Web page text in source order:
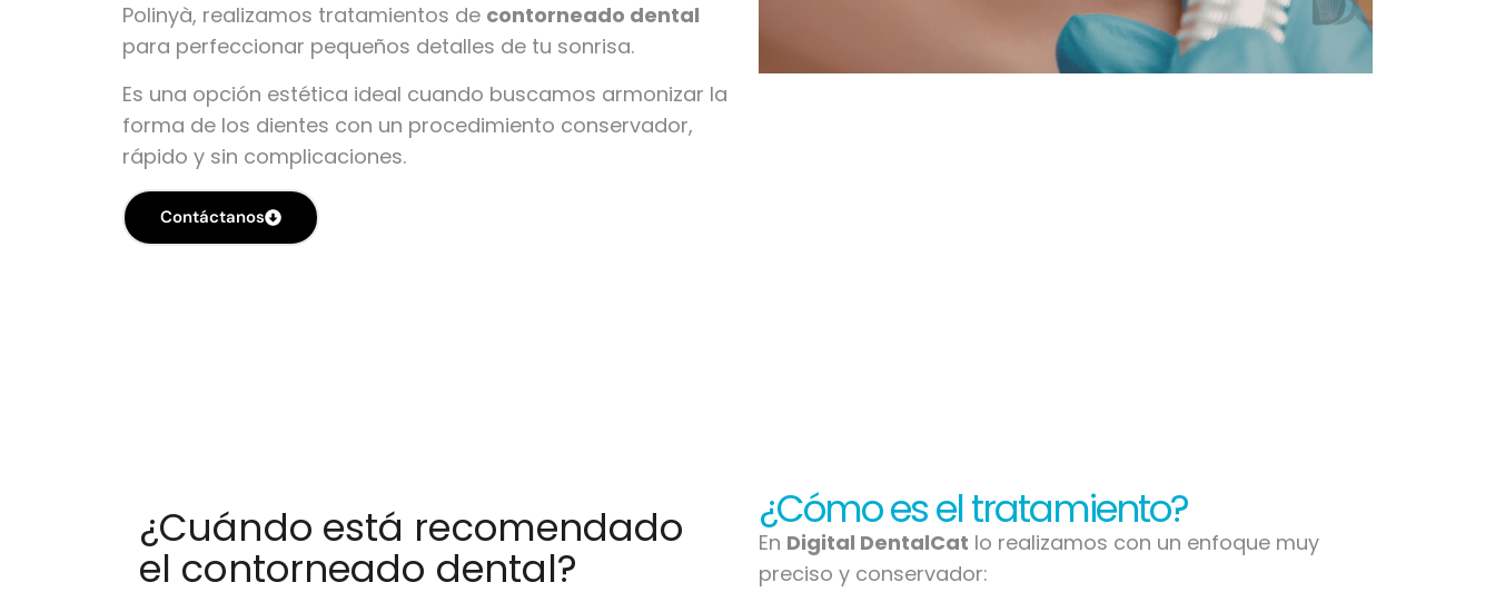
Polinyà, realizamos tratamientos de contorneado dental
para perfeccionar pequeños detalles de tu sonrisa.
Es una opción estética ideal cuando buscamos armonizar la
forma de los dientes con un procedimiento conservador,
rápido y sin complicaciones.
Contáctanos
¿Cuándo está recomendado
el contorneado dental?
¿Cómo es el tratamiento?
En Digital DentalCat lo realizamos con un enfoque muy
preciso y conservador: